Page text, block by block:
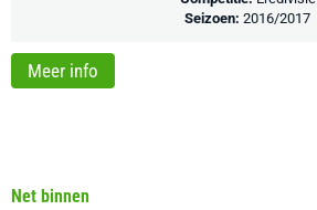
Net binnen
Seizoen: 2016/2017
Meer info